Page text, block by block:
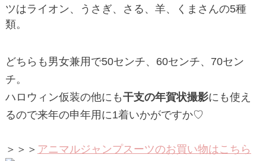
ツはライオン、うさぎ、さる、羊、くまさんの5種
類。
どちらも男女兼用で50センチ、60センチ、70セン
チ。
ハロウィン仮装の他にも干支の年賀状撮影にも使え
るので来年の申年用に1着いかがですか♡
＞＞＞ アニマルジャンプスーツのお買い物はこちら